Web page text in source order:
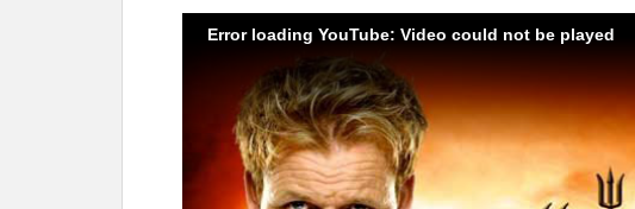
Error loading YouTube: Video could not be played